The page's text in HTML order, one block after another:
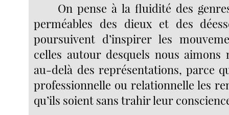
On pense à la fluidité des
perméables des dieux et des
poursuivent d’inspirer les
celles autour desquels nous aimons
au-delà des représentations, parce
professionnelle ou relationnelle les
qu’ils soient sans trahir leur